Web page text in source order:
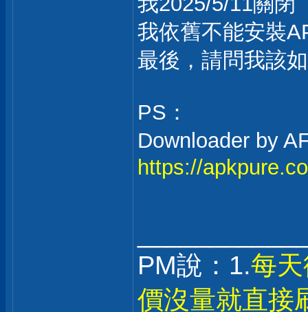
我依舊不能安裝
最後，請問我該
PS：
Downloader by
https://
PM說：1.每
價沒量就直接